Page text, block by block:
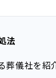
法
葬儀社を紹